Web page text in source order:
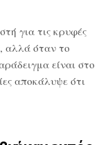
για τις κρυφές
αλλά όταν το
είναι στο
αποκάλυψε ότι